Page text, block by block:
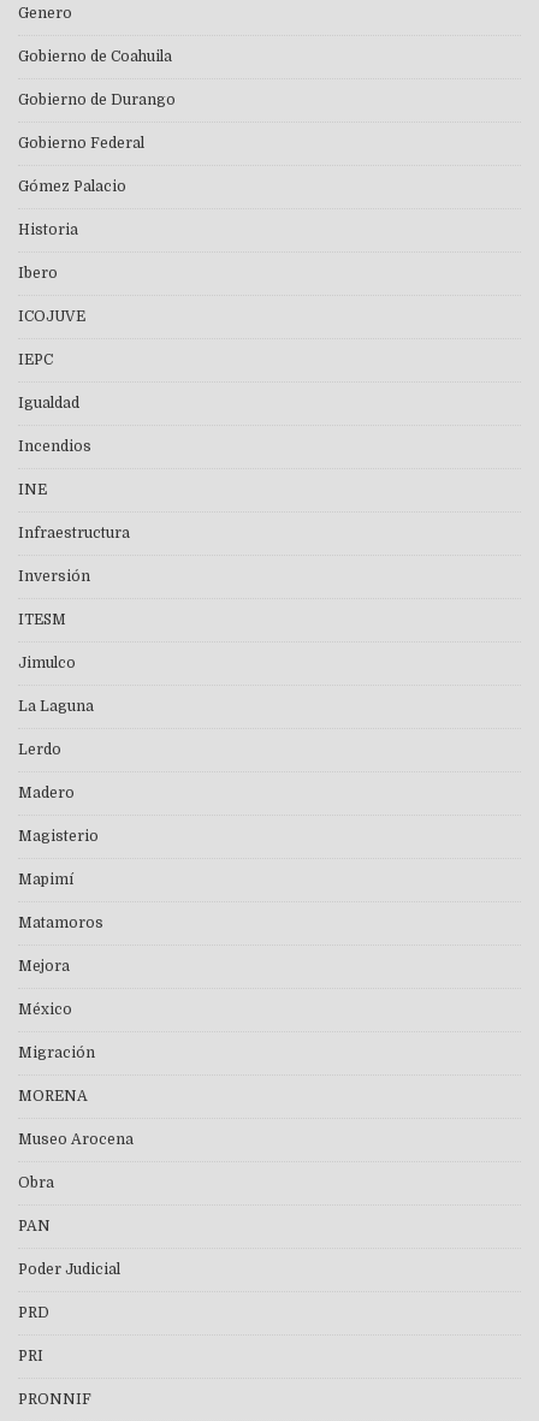
Genero
Gobierno de Coahuila
Gobierno de Durango
Gobierno Federal
Gómez Palacio
Historia
Ibero
ICOJUVE
IEPC
Igualdad
Incendios
INE
Infraestructura
Inversión
ITESM
Jimulco
La Laguna
Lerdo
Madero
Magisterio
Mapimí
Matamoros
Mejora
México
Migración
MORENA
Museo Arocena
Obra
PAN
Poder Judicial
PRD
PRI
PRONNIF